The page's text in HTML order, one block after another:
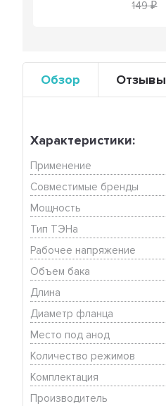
149
Обзор Отзывы
Характеристики:
Применение
Совместимые бренды
Мощность
Тип ТЭНа
Рабочее напряжение
Объем бака
Длина
Диаметр фланца
Место под анод
Количество режимов
Комплектация
Производитель